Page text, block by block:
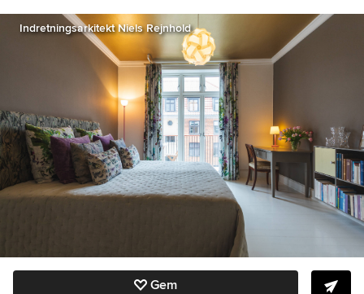
Indretningsarkitekt Niels Rejnhold
Gem